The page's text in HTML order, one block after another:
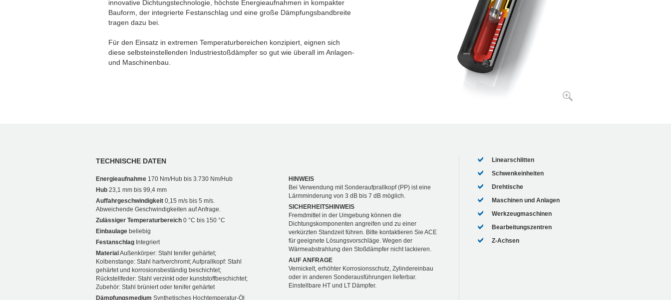
innovative Dichtungstechnologie, höchste Energieaufnahmen in kompakter
Bauform, der integrierte Festanschlag und eine große Dämpfungsbandbreite
tragen dazu bei.
Für den Einsatz in extremen Temperaturbereichen konzipiert, eignen sich
diese selbsteinstellenden Industriestoßdämpfer so gut wie überall im Anlagen-
und Maschinenbau.
TECHNISCHE DATEN
Energieaufnahme 170 Nm/Hub bis 3.730 Nm/Hub
Hub 23,1 mm bis 99,4 mm
Auffahrgeschwindigkeit 0,15 m/s bis 5 m/s.
Abweichende Geschwindigkeiten auf Anfrage.
Zulässiger Temperaturbereich 0 °C bis 150 °C
Einbaulage beliebig
Festanschlag Integriert
Material Außenkörper: Stahl tenifer gehärtet;
Kolbenstange: Stahl hartverchromt; Aufprallkopf: Stahl
gehärtet und korrosionsbeständig beschichtet;
Rückstellfeder: Stahl verzinkt oder kunststoffbeschichtet;
Zubehör: Stahl brüniert oder tenifer gehärtet
Dämpfungsmedium Synthetisches Hochtemperatur-Öl
HINWEIS
Bei Verwendung mit Sonderaufprallkopf (PP) ist eine
Lärmminderung von 3 dB bis 7 dB möglich.
SICHERHEITSHINWEIS
Fremdmittel in der Umgebung können die
Dichtungskomponenten angreifen und zu einer
verkürzten Standzeit führen. Bitte kontaktieren Sie ACE
für geeignete Lösungsvorschläge. Wegen der
Wärmeabstrahlung den Stoßdämpfer nicht lackieren.
AUF ANFRAGE
Vernickelt, erhöhter Korrosionsschutz, Zylindereinbau
oder in anderen Sonderausführungen lieferbar.
Einstellbare HT und LT Dämpfer.
Linearschlitten
Schwenkeinheiten
Drehtische
Maschinen und Anlagen
Werkzeugmaschinen
Bearbeitungszentren
Z-Achsen